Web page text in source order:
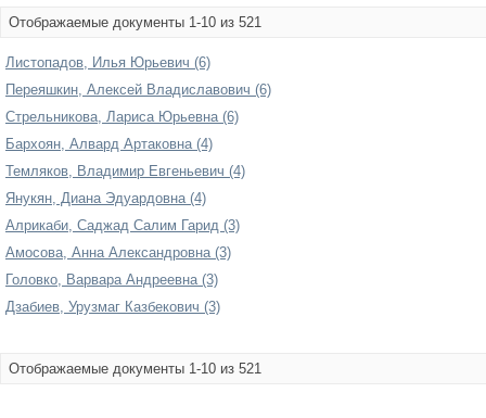
Отображаемые документы 1-10 из 521
Листопадов, Илья Юрьевич (6)
Переяшкин, Алексей Владиславович (6)
Стрельникова, Лариса Юрьевна (6)
Бархоян, Алвард Артаковна (4)
Темляков, Владимир Евгеньевич (4)
Янукян, Диана Эдуардовна (4)
Алрикаби, Саджад Салим Гарид (3)
Амосова, Анна Александровна (3)
Головко, Варвара Андреевна (3)
Дзабиев, Урузмаг Казбекович (3)
Отображаемые документы 1-10 из 521